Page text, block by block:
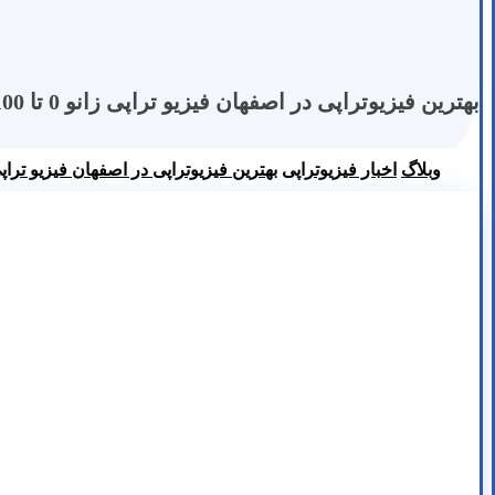
بهترین فیزیوتراپی در اصفهان فیزیو تراپی زانو 0 تا 100؟
وبلاگ اخبار فیزیوتراپی بهترین فیزیوتراپی در اصفهان فیزیو تراپی زانو